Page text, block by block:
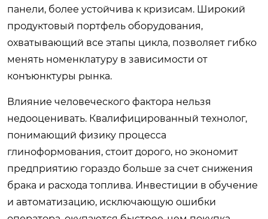
панели, более устойчива к кризисам. Широкий
продуктовый портфель оборудования,
охватывающий все этапы цикла, позволяет гибко
менять номенклатуру в зависимости от
конъюнктуры рынка.
Влияние человеческого фактора нельзя
недооценивать. Квалифицированный технолог,
понимающий физику процесса
глиноформования, стоит дорого, но экономит
предприятию гораздо больше за счет снижения
брака и расхода топлива. Инвестиции в обучение
и автоматизацию, исключающую ошибки